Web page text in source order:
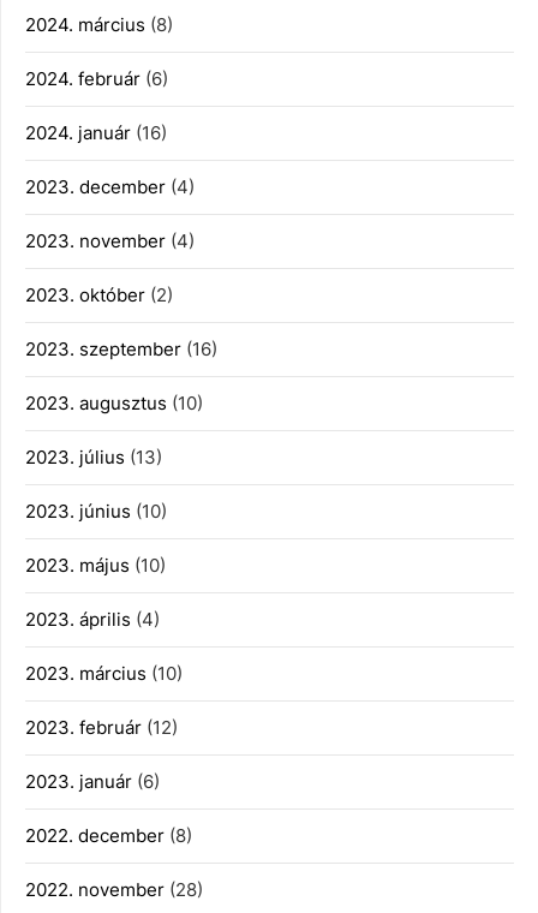
2024. március (8)
2024. február (6)
2024. január (16)
2023. december (4)
2023. november (4)
2023. október (2)
2023. szeptember (16)
2023. augusztus (10)
2023. július (13)
2023. június (10)
2023. május (10)
2023. április (4)
2023. március (10)
2023. február (12)
2023. január (6)
2022. december (8)
2022. november (28)